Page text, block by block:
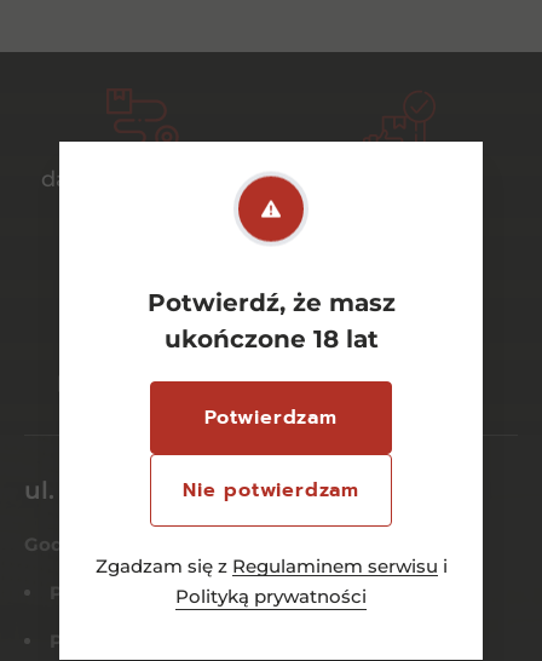
Potwierdź, że masz
ukończone 18 lat
Potwierdzam
Nie potwierdzam
Zgadzam się z Regulaminem serwisu i
Polityką prywatności
darmowa dostawa
bezpieczne
płatności online
szeroki wybór
asortymentu
ul. Dworcowa 26/6
Godziny otwarcia
Pn-Czw: 8:00 – 21:00
Pt-Sob: